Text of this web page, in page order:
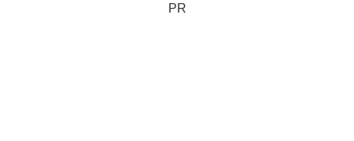
PR